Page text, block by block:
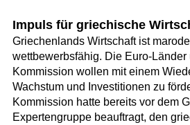
Impuls für griechische
Griechenlands Wirtschaft ist
wettbewerbsfähig. Die Euro-Länder
Kommission wollen mit einem
Wachstum und Investitionen zu
Kommission hatte bereits vor dem
Expertengruppe beauftragt, den